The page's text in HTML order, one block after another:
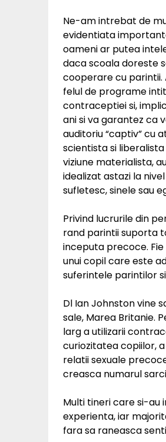
Ne-am intrebat de
evidentiata
oameni ar putea
daca scoala doreste
cooperare cu parintii.
felul de programe
contraceptiei si,
ani si va garantez ca
auditoriu “captiv” cu
scientista si
viziune materialista,
idealizat astazi la
sufletesc, sinele sau
Privind lucrurile din
rand parintii suporta
inceputa precoce.
unui copil care este
suferintele parintilor
Dl Ian Johnston vine
sale, Marea Britanie.
larg a utilizarii
curiozitatea copiilor,
relatii sexuale
creasca numarul
Multi tineri care si-au
experienta, iar
fara sa raneasca